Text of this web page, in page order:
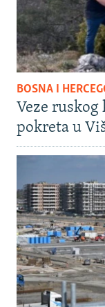
BOSNA I
Veze ruskog
pokreta u